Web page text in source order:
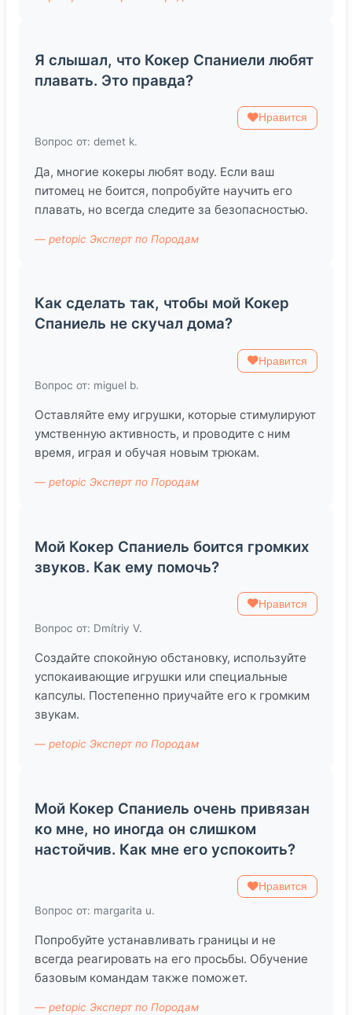
Я слышал, что Кокер Спаниели любят
плавать. Это правда?
Нравится
Вопрос от: demet k.
Да, многие кокеры любят воду. Если ваш
питомец не боится, попробуйте научить его
плавать, но всегда следите за безопасностью.
— petopic Эксперт по Породам
Как сделать так, чтобы мой Кокер
Спаниель не скучал дома?
Нравится
Вопрос от: miguel b.
Оставляйте ему игрушки, которые стимулируют
умственную активность, и проводите с ним
время, играя и обучая новым трюкам.
— petopic Эксперт по Породам
Мой Кокер Спаниель боится громких
звуков. Как ему помочь?
Нравится
Вопрос от: Dmítriy V.
Создайте спокойную обстановку, используйте
успокаивающие игрушки или специальные
капсулы. Постепенно приучайте его к громким
звукам.
— petopic Эксперт по Породам
Мой Кокер Спаниель очень привязан
ко мне, но иногда он слишком
настойчив. Как мне его успокоить?
Нравится
Вопрос от: margarita u.
Попробуйте устанавливать границы и не
всегда реагировать на его просьбы. Обучение
базовым командам также поможет.
— petopic Эксперт по Породам